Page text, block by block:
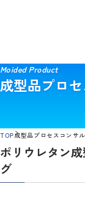
Moided Product
成型品プロ
TOP成型品プロセスコンサ
ポリウレタン
グ